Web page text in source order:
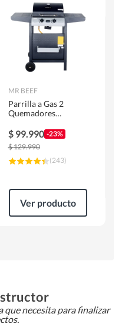
MR BEEF
Parrilla a Gas 2
Quemadores
$ 99.990 -23%
$129.990
(243)
Ver producto
que necesita para finalizar